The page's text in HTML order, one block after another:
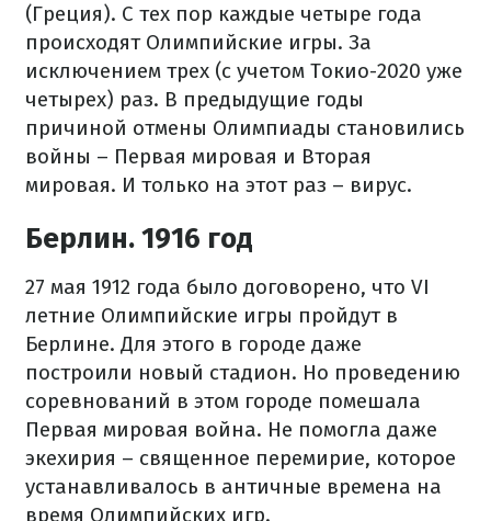
(Греция). С тех пор каждые четыре года
происходят Олимпийские игры. За
исключением трех (с учетом Токио-2020 уже
четырех) раз. В предыдущие годы
причиной отмены Олимпиады становились
войны – Первая мировая и Вторая
мировая. И только на этот раз – вирус.
Берлин. 1916 год
27 мая 1912 года было договорено, что VI
летние Олимпийские игры пройдут в
Берлине. Для этого в городе даже
построили новый стадион. Но проведению
соревнований в этом городе помешала
Первая мировая война. Не помогла даже
экехирия – священное перемирие, которое
устанавливалось в античные времена на
время Олимпийских игр.